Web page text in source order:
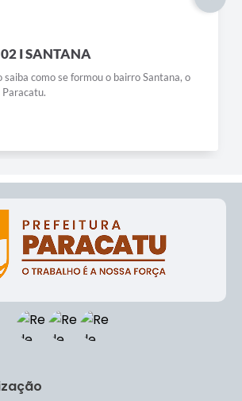
I SANTANA
saiba como se formou o bairro Santana, o